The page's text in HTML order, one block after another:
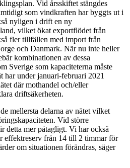
Vid årsskiftet stängdes
som vindkraften har byggts ut i
nyligen i drift en ny
vilket ökat exportflödet från
fler tillfällen med import från
och Danmark. När nu inte heller
kombinationen av dessa
Sverige som kapaciteterna måste
har under januari-februari 2021
där mothandel och/eller
driftsäkerheten.
mellersta delarna av nätet vilket
Vid större
detta mer påtagligt. Vi har också
effektreserv från 14 till 2 timmar för
om situationen förändras, säger